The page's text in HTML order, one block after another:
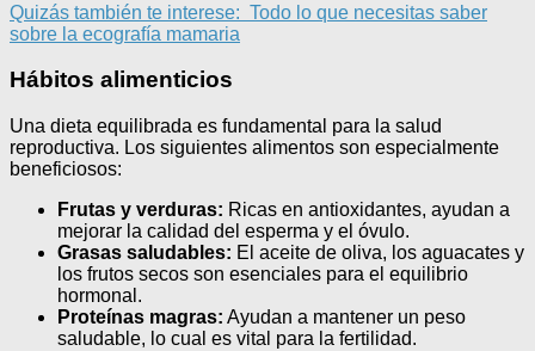
Quizás también te interese: Todo lo que necesitas saber
sobre la ecografía mamaria
Hábitos alimenticios
Una dieta equilibrada es fundamental para la salud
reproductiva. Los siguientes alimentos son especialmente
beneficiosos:
Frutas y verduras: Ricas en antioxidantes, ayudan a
mejorar la calidad del esperma y el óvulo.
Grasas saludables: El aceite de oliva, los aguacates y
los frutos secos son esenciales para el equilibrio
hormonal.
Proteínas magras: Ayudan a mantener un peso
saludable, lo cual es vital para la fertilidad.